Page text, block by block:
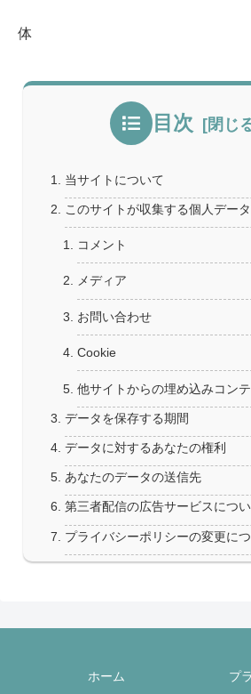
体
目次
当サイトについて
このサイトが収集する個人デー
コメント
メディア
お問い合わせ
Cookie
他サイトからの埋め込みコン
データを保存する期間
データに対するあなたの権利
あなたのデータの送信先
第三者配信の広告サービスにつ
プライバシーポリシーの変更に
ホーム プ